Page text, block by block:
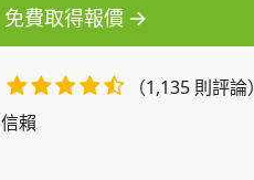
免費取得報價
（1,135 則評論）
賴